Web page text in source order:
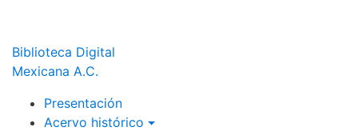
Biblioteca Digital
Mexicana A.C.
Presentación
Acervo histórico